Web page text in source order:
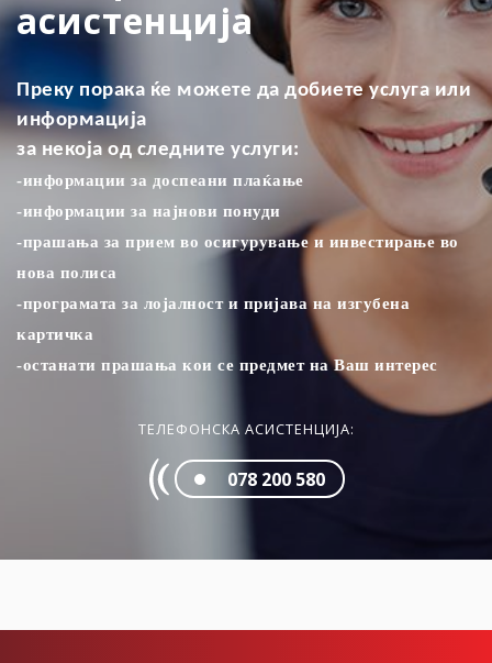
асистенција
Преку порака ќе можете да добиете услуга или
информација
за некоја од следните услуги:
-информации за доспеани плаќањe
-информации за најнови понуди
-прашања за прием во осигурување и инвестирање во
нова полиса
-програмата за лојалност и пријава на изгубена
картичка
-останати прашања кои се предмет на Ваш интерес
ТЕЛЕФОНСКА АСИСТЕНЦИЈА:
078 200 580